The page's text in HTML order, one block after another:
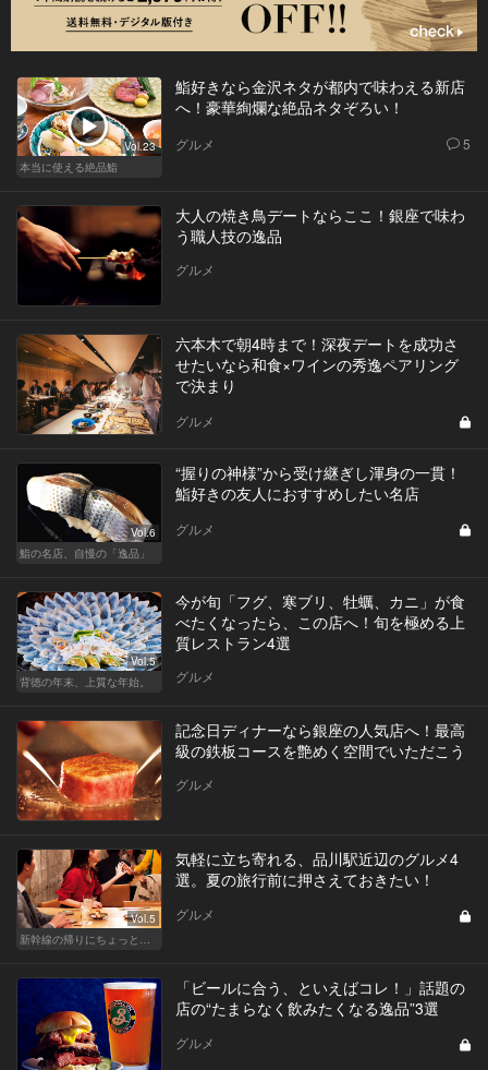
Vol.23
本当に使える絶品鮨
鮨好きなら金沢ネタが都内で味わえる新店
へ！豪華絢爛な絶品ネタぞろい！
グルメ 5
大人の焼き鳥デートならここ！銀座で味わ
う職人技の逸品
グルメ
六本木で朝4時まで！深夜デートを成功さ
せたいなら和食×ワインの秀逸ペアリング
で決まり
グルメ
Vol.6
鮨の名店、自慢の「逸品」
“握りの神様”から受け継ぎし渾身の一貫！
鮨好きの友人におすすめしたい名店
グルメ
Vol.5
背徳の年末、上質な年始。
今が旬「フグ、寒ブリ、牡蠣、カニ」が食
べたくなったら、この店へ！旬を極める上
質レストラン4選
グルメ
記念日ディナーなら銀座の人気店へ！最高
級の鉄板コースを艶めく空間でいただこう
グルメ
Vol.5
新幹線の帰りにちょっと１杯！東京駅、品川からアクセスがいい人気店
気軽に立ち寄れる、品川駅近辺のグルメ4
選。夏の旅行前に押さえておきたい！
グルメ
「ビールに合う、といえばコレ！」話題の
店の“たまらなく飲みたくなる逸品”3選
グルメ